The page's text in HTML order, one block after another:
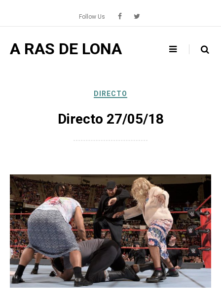
content
Follow Us
A RAS DE LONA
DIRECTO
Directo 27/05/18